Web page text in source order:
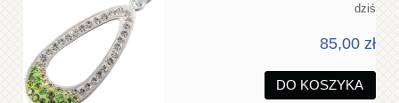
dziś
85,00 zł
DO KOSZYKA